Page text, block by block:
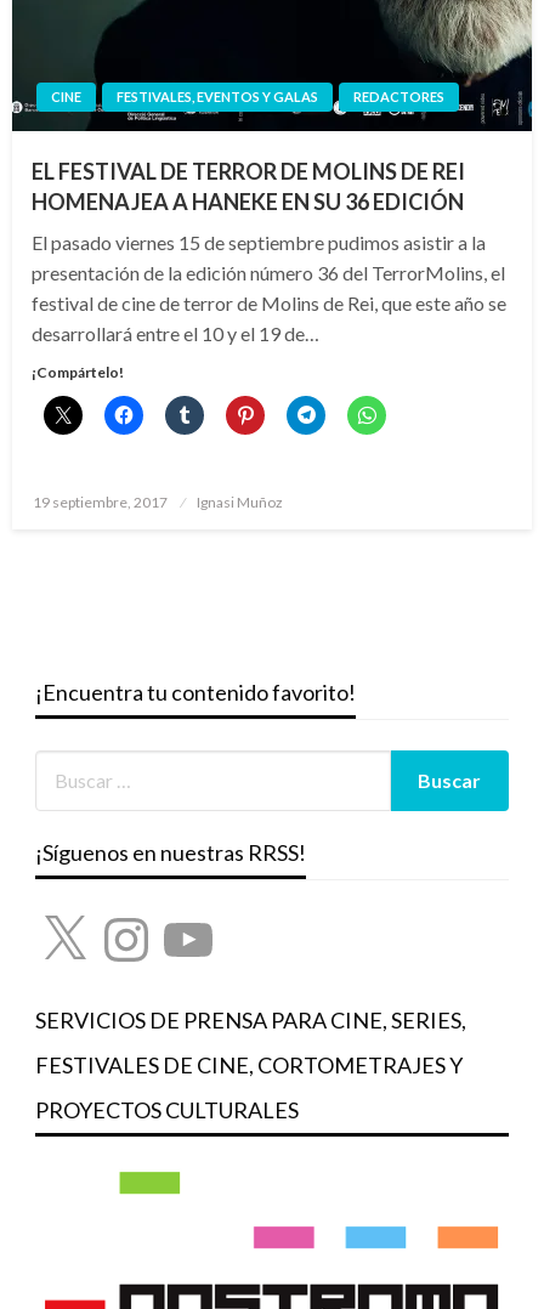
CINE FESTIVALES, EVENTOS Y GALAS REDACTORES
EL FESTIVAL DE TERROR DE MOLINS DE REI
HOMENAJEA A HANEKE EN SU 36 EDICIÓN
El pasado viernes 15 de septiembre pudimos asistir a la
presentación de la edición número 36 del TerrorMolins, el
festival de cine de terror de Molins de Rei, que este año se
desarrollará entre el 10 y el 19 de…
¡Compártelo!
Publicado
19 septiembre, 2017 Ignasi Muñoz
¡Encuentra tu contenido favorito!
¡Síguenos en nuestras RRSS!
X InstagramYouTube
SERVICIOS DE PRENSA PARA CINE, SERIES,
FESTIVALES DE CINE, CORTOMETRAJES Y
PROYECTOS CULTURALES